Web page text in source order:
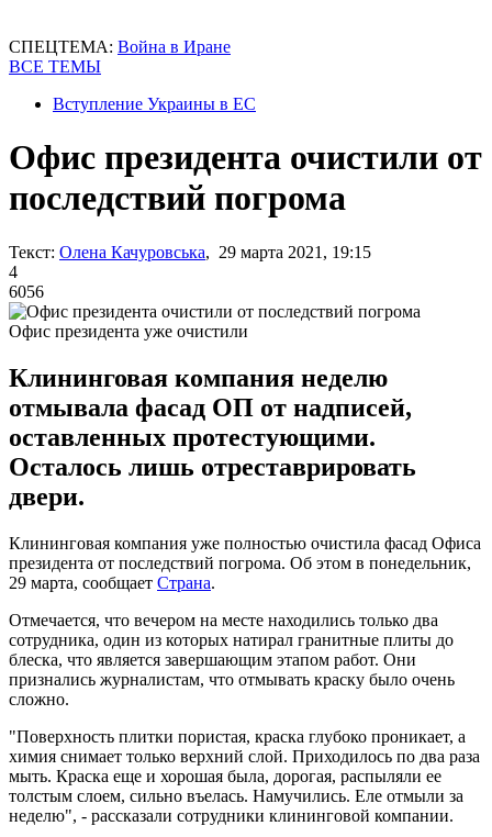
СПЕЦТЕМА: Война в Иране
ВСЕ ТЕМЫ
Вступление Украины в ЕС
Офис президента очистили от
последствий погрома
Текст: Олена Качуровська, 29 марта 2021, 19:15
4
6056
Офис президента уже очистили
Клининговая компания неделю
отмывала фасад ОП от надписей,
оставленных протестующими.
Осталось лишь отреставрировать
двери.
Клининговая компания уже полностью очистила фасад Офиса
президента от последствий погрома. Об этом в понедельник,
29 марта, сообщает Страна.
Отмечается, что вечером на месте находились только два
сотрудника, один из которых натирал гранитные плиты до
блеска, что является завершающим этапом работ. Они
признались журналистам, что отмывать краску было очень
сложно.
"Поверхность плитки пористая, краска глубоко проникает, а
химия снимает только верхний слой. Приходилось по два раза
мыть. Краска еще и хорошая была, дорогая, распыляли ее
толстым слоем, сильно въелась. Намучились. Еле отмыли за
неделю", - рассказали сотрудники клининговой компании.